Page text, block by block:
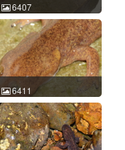
6407
龙洞山溪鲵 Batrachuperus
londongensis 陈进民
2014-06-17 18:12:47 中国
四川 ACM id:6407
6411
龙洞山溪鲵 Batrachuperus
londongensis 陈进民
2014-06-17 18:14:32 中国
四川 ACM id:6411